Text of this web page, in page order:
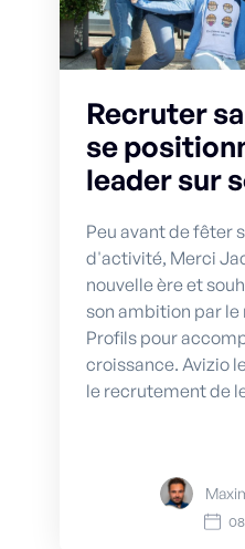
Recruter
se
leader sur
Peu avant de fêter
d'activité, Merci
nouvelle ère et
son ambition par
Profils pour
croissance. Avizio
le recrutement de